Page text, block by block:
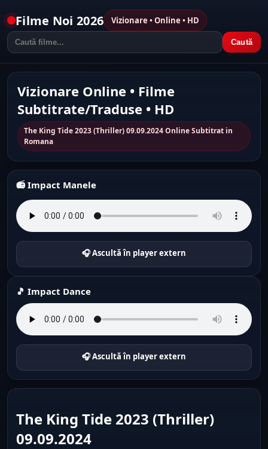
Filme Noi 2026 Vizionare • Online • HD
Caută
Vizionare Online • Filme
Subtitrate/Traduse • HD
The King Tide 2023 (Thriller) 09.09.2024 Online Subtitrat in
Romana
📻 Impact Manele
🎧 Ascultă în player extern
🎵 Impact Dance
🎧 Ascultă în player extern
The King Tide 2023 (Thriller)
09.09.2024